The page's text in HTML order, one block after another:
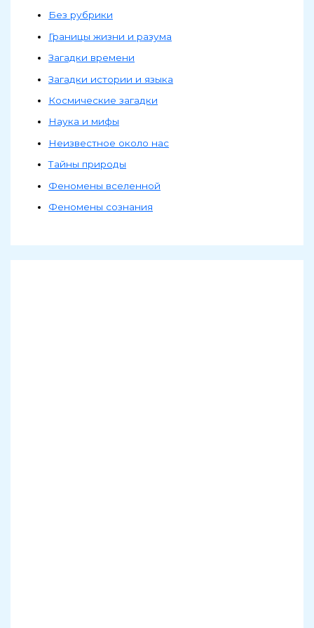
Без рубрики
Границы жизни и разума
Загадки времени
Загадки истории и языка
Космические загадки
Наука и мифы
Неизвестное около нас
Тайны природы
Феномены вселенной
Феномены сознания